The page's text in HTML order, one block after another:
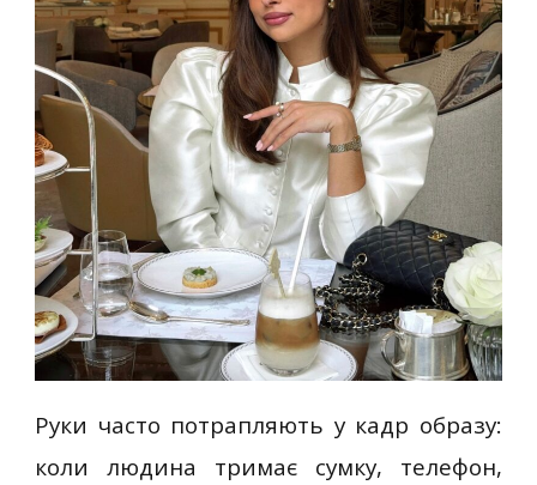
Руки часто потрапляють у кадр образу:
коли людина тримає сумку, телефон,